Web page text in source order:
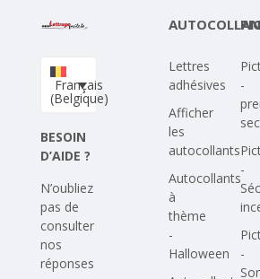
Téléchargez votre propre conception
Corona Covid-19
Français
(Belgique)
BESOIN
D’AIDE ?
N’oubliez
pas de
consulter
nos
réponses
Lettres
adhésives
Afficher
les
autocollants
Autocollants
à
thème
-
Halloween
-
-
-